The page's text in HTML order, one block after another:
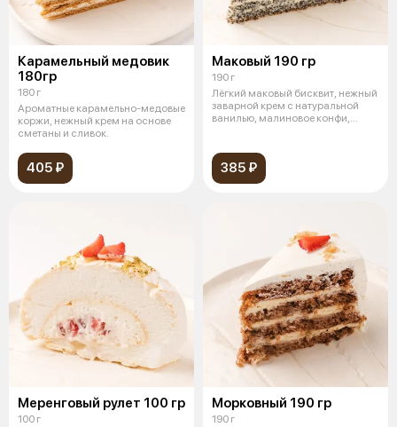
Карамельный медовик
180гр
180 г
Ароматные карамельно-медовые
коржи, нежный крем на основе
сметаны и сливок.
405 ₽
Маковый 190 гр
190 г
Лёгкий маковый бисквит, нежный
заварной крем с натуральной
ванилью, малиновое конфи,
385 ₽
Меренговый рулет 100 гр
100 г
Морковный 190 гр
190 г